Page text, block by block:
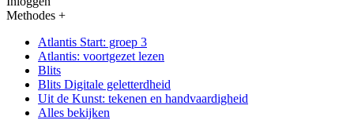
Methodes +
Atlantis Start: groep 3
Atlantis: voortgezet lezen
Blits
Blits Digitale geletterdheid
Uit de Kunst: tekenen en handvaardigheid
Alles bekijken